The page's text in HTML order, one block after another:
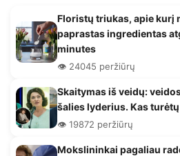
Floristų triukas, apie kurį
paprastas ingredientas
minutes
👁️ 24045 peržiūrų
Skaitymas iš veidų:
šalies lyderius. Kas
👁️ 19872 peržiūrų
Mokslininkai pagaliau